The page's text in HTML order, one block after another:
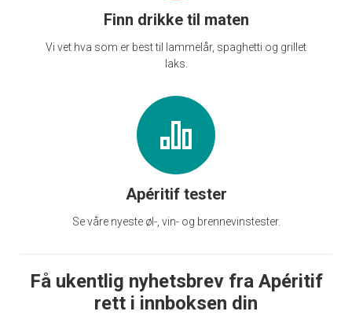
Finn drikke til maten
Vi vet hva som er best til lammelår, spaghetti og grillet
laks.
Apéritif tester
Se våre nyeste øl-, vin- og brennevinstester.
Få ukentlig nyhetsbrev fra Apéritif
rett i innboksen din